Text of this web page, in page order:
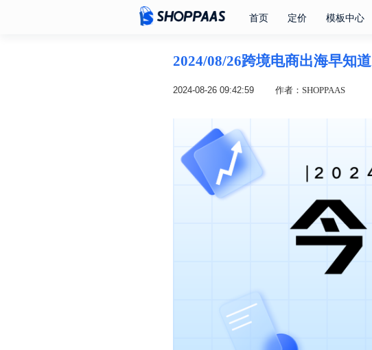
首页 定价 模板中心
2024/08/26跨境电商出海早知道
2024-08-26 09:42:59 作者：SHOPPAAS